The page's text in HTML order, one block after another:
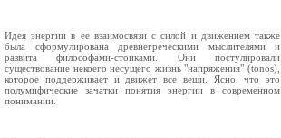
Идея энергии в ее взаимосвязи с силой и движением также
была сформулирована древнегреческими мыслителями и
развита философами-стоиками. Они постулировали
существование некоего несущего жизнь "напряжения" (tonos),
которое поддерживает и движет все вещи. Ясно, что это
полумифические зачатки понятия энергии в современном
понимании.